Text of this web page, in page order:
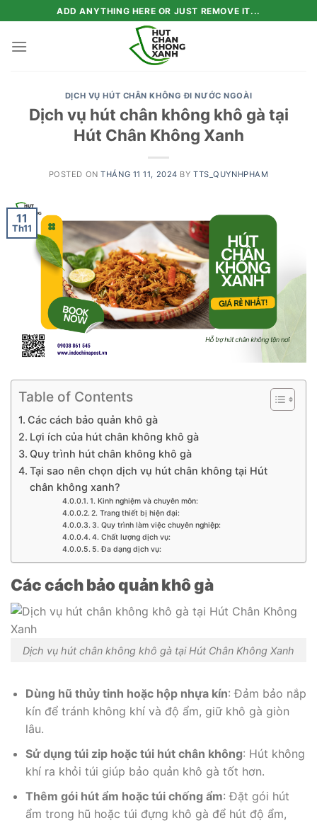
to
content
ADD ANYTHING HERE OR JUST REMOVE IT...
DỊCH VỤ HÚT CHÂN KHÔNG ĐI NƯỚC NGOÀI
Dịch vụ hút chân không khô gà tại
Hút Chân Không Xanh
POSTED ONTHÁNG 11 11, 2024 BYTTS_QUYNHPHAM
11
Th11
Table of Contents
Các cách bảo quản khô gà
Lợi ích của hút chân không khô gà
Quy trình hút chân không khô gà
Tại sao nên chọn dịch vụ hút chân không tại Hút
chân không xanh?
1. Kinh nghiệm và chuyên môn:
2. Trang thiết bị hiện đại:
3. Quy trình làm việc chuyên nghiệp:
4. Chất lượng dịch vụ:
5. Đa dạng dịch vụ:
Các cách bảo quản khô gà
Dịch vụ hút chân không khô gà tại Hút Chân Không Xanh
Dùng hũ thủy tinh hoặc hộp nhựa kín: Đảm bảo nắp
kín để tránh không khí và độ ẩm, giữ khô gà giòn
lâu.
Sử dụng túi zip hoặc túi hút chân không: Hút không
khí ra khỏi túi giúp bảo quản khô gà tốt hơn.
Thêm gói hút ẩm hoặc túi chống ẩm: Đặt gói hút
ẩm trong hũ hoặc túi đựng khô gà để hút độ ẩm,